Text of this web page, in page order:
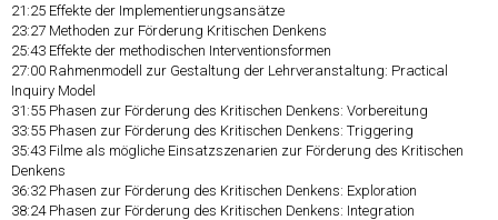
21:25 Effekte der Implementierungsansätze
23:27 Methoden zur Förderung Kritischen Denkens
25:43 Effekte der methodischen Interventionsformen
27:00 Rahmenmodell zur Gestaltung der Lehrveranstaltung: Practical
Inquiry Model
31:55 Phasen zur Förderung des Kritischen Denkens: Vorbereitung
33:55 Phasen zur Förderung des Kritischen Denkens: Triggering
35:43 Filme als mögliche Einsatzszenarien zur Förderung des Kritischen
Denkens
36:32 Phasen zur Förderung des Kritischen Denkens: Exploration
38:24Phasen zur Förderung des Kritischen Denkens: Integration